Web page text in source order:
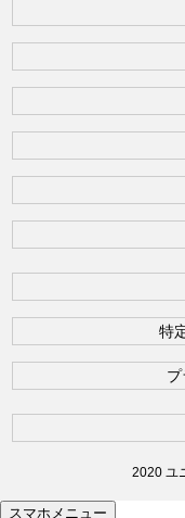
特
2020 ユ
スマホメニュー